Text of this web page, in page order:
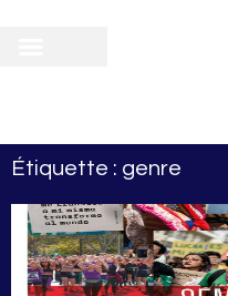
Étiquette : genre